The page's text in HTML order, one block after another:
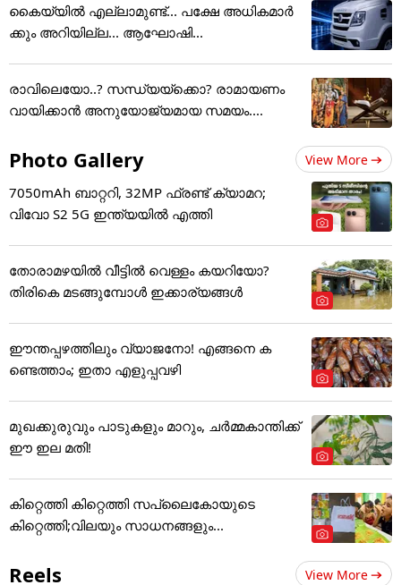
കൈയ്യിൽ എല്ലാമുണ്ട്... പക്ഷേ അധികമാർ
ക്കും അറിയില്ല... ആഘോഷി...
രാവിലെയോ..? സന്ധ്യയ്ക്കൊ? രാമായണം
വായിക്കാൻ അനുയോജ്യമായ സമയം....
Photo Gallery View More
7050mAh ബാറ്ററി, 32MP ഫ്രണ്ട് ക്യാമറ;
വിവോ S2 5G ഇന്ത്യയിൽ എത്തി
തോരാമഴയിൽ വീട്ടിൽ വെള്ളം കയറിയോ?
തിരികെ മടങ്ങുമ്പോൾ ഇക്കാര്യങ്ങൾ
ഈന്തപ്പഴത്തിലും വ്യാജനോ! എങ്ങനെ ക
ണ്ടെത്താം; ഇതാ എളുപ്പവഴി
മുഖക്കുരുവും പാടുകളും മാറും, ചർമ്മകാന്തിക്ക്
ഈ ഇല മതി!
കിറ്റെത്തി കിറ്റെത്തി സപ്ലൈകോയുടെ
കിറ്റെത്തി;വിലയും സാധനങ്ങളും...
Reels View More